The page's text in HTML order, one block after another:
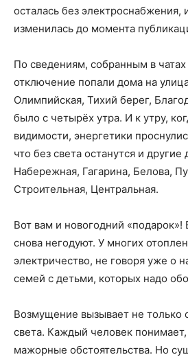
осталась без электроснабжения,
изменилась до момента
По сведениям, собранным в
отключение попали дома на
Олимпийская, Тихий берег,
было с четырёх утра. И к утру,
видимости, энергетики
что без света останутся и другие
Набережная, Гагарина, Белова,
Строительная, Центральная.
Вот вам и новогодний «подарок»!
снова негодуют. У многих
электричество, не говоря уже о
семей с детьми, которых надо
Возмущение вызывает не только
света. Каждый человек
мажорные обстоятельства. Но